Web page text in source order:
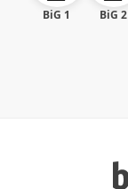
BiG 1 BiG 2